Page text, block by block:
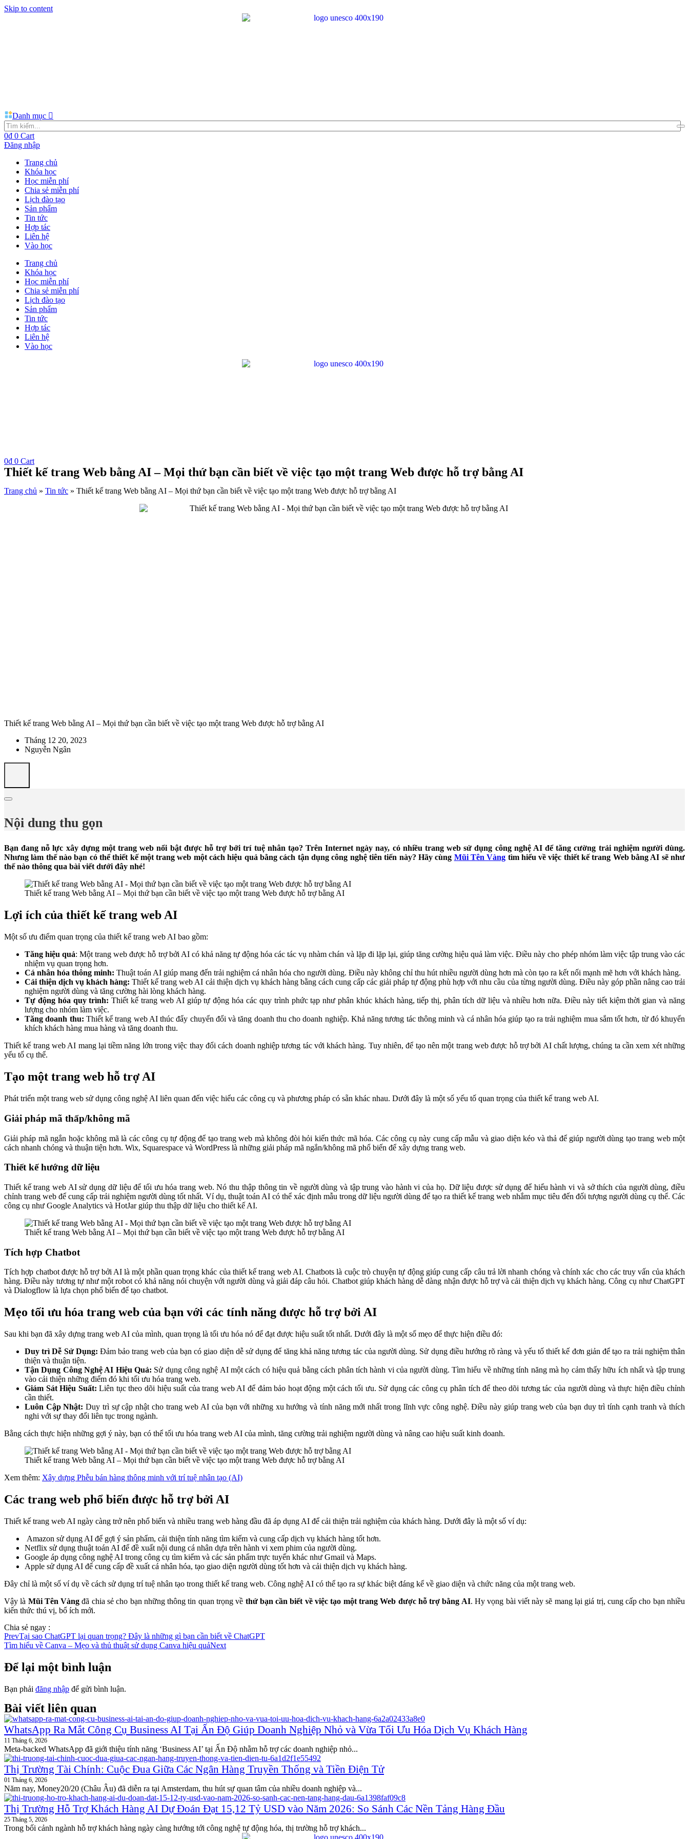
Skip to content
Danh mục
0₫ 0 Cart
Đăng nhập
Trang chủ
Khóa học
Học miễn phí
Chia sẻ miễn phí
Lịch đào tạo
Sản phẩm
Tin tức
Hợp tác
Liên hệ
Vào học
Trang chủ
Khóa học
Học miễn phí
Chia sẻ miễn phí
Lịch đào tạo
Sản phẩm
Tin tức
Hợp tác
Liên hệ
Vào học
0₫ 0 Cart
Thiết kế trang Web bằng AI – Mọi thứ bạn cần biết về việc tạo một trang Web được hỗ trợ bằng AI
Trang chủ » Tin tức » Thiết kế trang Web bằng AI – Mọi thứ bạn cần biết về việc tạo một trang Web được hỗ trợ bằng AI
Thiết kế trang Web bằng AI – Mọi thứ bạn cần biết về việc tạo một trang Web được hỗ trợ bằng AI
Tháng 12 20, 2023
Nguyễn Ngân
Nội dung thu gọn
Bạn đang nỗ lực xây dựng một trang web nổi bật được hỗ trợ bởi trí tuệ nhân tạo? Trên Internet ngày nay, có nhiều trang web sử dụng công nghệ AI để tăng cường trải nghiệm người dùng.
Nhưng làm thế nào bạn có thể thiết kế một trang web một cách hiệu quả bằng cách tận dụng công nghệ tiên tiến này? Hãy cùng Mũi Tên Vàng tìm hiểu về việc thiết kế trang Web bằng AI sẽ như
thế nào thông qua bài viết dưới đây nhé!
Thiết kế trang Web bằng AI – Mọi thứ bạn cần biết về việc tạo một trang Web được hỗ trợ bằng AI
Lợi ích của thiết kế trang web AI
Một số ưu điểm quan trọng của thiết kế trang web AI bao gồm:
Tăng hiệu quả: Một trang web được hỗ trợ bởi AI có khả năng tự động hóa các tác vụ nhàm chán và lặp đi lặp lại, giúp tăng cường hiệu quả làm việc. Điều này cho phép nhóm làm việc tập trung vào các
nhiệm vụ quan trọng hơn.
Cá nhân hóa thông minh: Thuật toán AI giúp mang đến trải nghiệm cá nhân hóa cho người dùng. Điều này không chỉ thu hút nhiều người dùng hơn mà còn tạo ra kết nối mạnh mẽ hơn với khách hàng.
Cải thiện dịch vụ khách hàng: Thiết kế trang web AI cải thiện dịch vụ khách hàng bằng cách cung cấp các giải pháp tự động phù hợp với nhu cầu của từng người dùng. Điều này góp phần nâng cao trải
nghiệm người dùng và tăng cường hài lòng khách hàng.
Tự động hóa quy trình: Thiết kế trang web AI giúp tự động hóa các quy trình phức tạp như phân khúc khách hàng, tiếp thị, phân tích dữ liệu và nhiều hơn nữa. Điều này tiết kiệm thời gian và năng
lượng cho nhóm làm việc.
Tăng doanh thu: Thiết kế trang web AI thúc đẩy chuyển đổi và tăng doanh thu cho doanh nghiệp. Khả năng tương tác thông minh và cá nhân hóa giúp tạo ra trải nghiệm mua sắm tốt hơn, từ đó khuyến
khích khách hàng mua hàng và tăng doanh thu.
Thiết kế trang web AI mang lại tiềm năng lớn trong việc thay đổi cách doanh nghiệp tương tác với khách hàng. Tuy nhiên, để tạo nên một trang web được hỗ trợ bởi AI chất lượng, chúng ta cần xem xét những
yếu tố cụ thể.
Tạo một trang web hỗ trợ AI
Phát triển một trang web sử dụng công nghệ AI liên quan đến việc hiểu các công cụ và phương pháp có sẵn khác nhau. Dưới đây là một số yếu tố quan trọng của thiết kế trang web AI.
Giải pháp mã thấp/không mã
Giải pháp mã ngắn hoặc không mã là các công cụ tự động để tạo trang web mà không đòi hỏi kiến thức mã hóa. Các công cụ này cung cấp mẫu và giao diện kéo và thả để giúp người dùng tạo trang web một
cách nhanh chóng và thuận tiện hơn. Wix, Squarespace và WordPress là những giải pháp mã ngắn/không mã phổ biến để xây dựng trang web.
Thiết kế hướng dữ liệu
Thiết kế trang web AI sử dụng dữ liệu để tối ưu hóa trang web. Nó thu thập thông tin về người dùng và tập trung vào hành vi của họ. Dữ liệu được sử dụng để hiểu hành vi và sở thích của người dùng, điều
chỉnh trang web để cung cấp trải nghiệm người dùng tốt nhất. Ví dụ, thuật toán AI có thể xác định mẫu trong dữ liệu người dùng để tạo ra thiết kế trang web nhắm mục tiêu đến đối tượng người dùng cụ thể. Các
công cụ như Google Analytics và HotJar giúp thu thập dữ liệu cho thiết kế AI.
Thiết kế trang Web bằng AI – Mọi thứ bạn cần biết về việc tạo một trang Web được hỗ trợ bằng AI
Tích hợp Chatbot
Tích hợp chatbot được hỗ trợ bởi AI là một phần quan trọng khác của thiết kế trang web AI. Chatbots là cuộc trò chuyện tự động giúp cung cấp câu trả lời nhanh chóng và chính xác cho các truy vấn của khách
hàng. Điều này tương tự như một robot có khả năng nói chuyện với người dùng và giải đáp câu hỏi. Chatbot giúp khách hàng dễ dàng nhận được hỗ trợ và cải thiện dịch vụ khách hàng. Công cụ như ChatGPT
và Dialogflow là lựa chọn phổ biến để tạo chatbot.
Mẹo tối ưu hóa trang web của bạn với các tính năng được hỗ trợ bởi AI
Sau khi bạn đã xây dựng trang web AI của mình, quan trọng là tối ưu hóa nó để đạt được hiệu suất tốt nhất. Dưới đây là một số mẹo để thực hiện điều đó:
Duy trì Dễ Sử Dụng: Đảm bảo trang web của bạn có giao diện dễ sử dụng để tăng khả năng tương tác của người dùng. Sử dụng điều hướng rõ ràng và yếu tố thiết kế đơn giản để tạo ra trải nghiệm thân
thiện và thuận tiện.
Tận Dụng Công Nghệ AI Hiệu Quả: Sử dụng công nghệ AI một cách có hiệu quả bằng cách phân tích hành vi của người dùng. Tìm hiểu về những tính năng mà họ cảm thấy hữu ích nhất và tập trung
vào cải thiện những điểm đó khi tối ưu hóa trang web.
Giám Sát Hiệu Suất: Liên tục theo dõi hiệu suất của trang web AI để đảm bảo hoạt động một cách tối ưu. Sử dụng các công cụ phân tích để theo dõi tương tác của người dùng và thực hiện điều chỉnh
cần thiết.
Luôn Cập Nhật: Duy trì sự cập nhật cho trang web AI của bạn với những xu hướng và tính năng mới nhất trong lĩnh vực công nghệ. Điều này giúp trang web của bạn duy trì tính cạnh tranh và thích
nghi với sự thay đổi liên tục trong ngành.
Bằng cách thực hiện những gợi ý này, bạn có thể tối ưu hóa trang web AI của mình, tăng cường trải nghiệm người dùng và nâng cao hiệu suất kinh doanh.
Thiết kế trang Web bằng AI – Mọi thứ bạn cần biết về việc tạo một trang Web được hỗ trợ bằng AI
Xem thêm: Xây dựng Phễu bán hàng thông minh với trí tuệ nhân tạo (AI)
Các trang web phổ biến được hỗ trợ bởi AI
Thiết kế trang web AI ngày càng trở nên phổ biến và nhiều trang web hàng đầu đã áp dụng AI để cải thiện trải nghiệm của khách hàng. Dưới đây là một số ví dụ:
Amazon sử dụng AI để gợi ý sản phẩm, cải thiện tính năng tìm kiếm và cung cấp dịch vụ khách hàng tốt hơn.
Netflix sử dụng thuật toán AI để đề xuất nội dung cá nhân dựa trên hành vi xem phim của người dùng.
Google áp dụng công nghệ AI trong công cụ tìm kiếm và các sản phẩm trực tuyến khác như Gmail và Maps.
Apple sử dụng AI để cung cấp đề xuất cá nhân hóa, tạo giao diện người dùng tốt hơn và cải thiện dịch vụ khách hàng.
Đây chỉ là một số ví dụ về cách sử dụng trí tuệ nhân tạo trong thiết kế trang web. Công nghệ AI có thể tạo ra sự khác biệt đáng kể về giao diện và chức năng của một trang web.
Vậy là Mũi Tên Vàng đã chia sẻ cho bạn những thông tin quan trọng về thứ bạn cần biết về việc tạo một trang Web được hỗ trợ bằng AI. Hy vọng bài viết này sẽ mang lại giá trị, cung cấp cho bạn nhiều
kiến thức thú vị, bổ ích mới.
Chia sẻ ngay :
PrevTại sao ChatGPT lại quan trọng? Đây là những gì bạn cần biết về ChatGPT
Tìm hiểu về Canva – Mẹo và thủ thuật sử dụng Canva hiệu quảNext
Để lại một bình luận
Bạn phải đăng nhập để gửi bình luận.
Bài viết liên quan
WhatsApp Ra Mắt Công Cụ Business AI Tại Ấn Độ Giúp Doanh Nghiệp Nhỏ và Vừa Tối Ưu Hóa Dịch Vụ Khách Hàng
11 Tháng 6, 2026
Meta-backed WhatsApp đã giới thiệu tính năng ‘Business AI’ tại Ấn Độ nhằm hỗ trợ các doanh nghiệp nhỏ...
Thị Trường Tài Chính: Cuộc Đua Giữa Các Ngân Hàng Truyền Thống và Tiền Điện Tử
01 Tháng 6, 2026
Năm nay, Money20/20 (Châu Âu) đã diễn ra tại Amsterdam, thu hút sự quan tâm của nhiều doanh nghiệp và...
Thị Trường Hỗ Trợ Khách Hàng AI Dự Đoán Đạt 15,12 Tỷ USD vào Năm 2026: So Sánh Các Nền Tảng Hàng Đầu
25 Tháng 5, 2026
Trong bối cảnh ngành hỗ trợ khách hàng ngày càng hướng tới công nghệ tự động hóa, thị trường hỗ trợ khách...